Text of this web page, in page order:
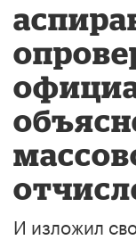
И изложил